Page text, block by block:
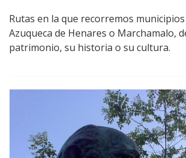
Rutas en la que recorremos
Azuqueca de Henares o Marchamalo,
patrimonio, su historia o su cultura.